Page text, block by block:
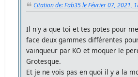
Citation de: Fab35 le Février 07, 2021,
Il n'y a que toi et tes potes pour
face deux gammes différentes
vainqueur par KO et moquer le
Grotesque.
Et je ne vois pas en quoi il y a la